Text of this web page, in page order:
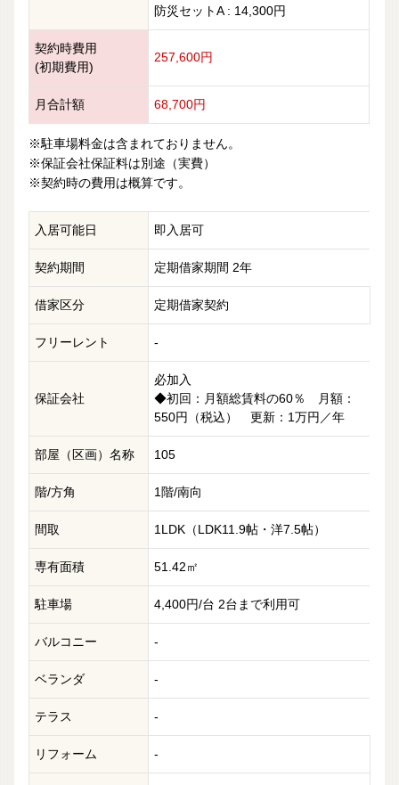
防災セットA : 14,300円
契約時費用
(初期費用)
257,600円
月合計額 68,700円
※駐車場料金は含まれておりません。
※保証会社保証料は別途（実費）
※契約時の費用は概算です。
入居可能日 即入居可
契約期間 定期借家期間 2年
借家区分 定期借家契約
フリーレント -
保証会社
必加入
◆初回：月額総賃料の60％ 月額：
550円（税込） 更新：1万円／年
部屋（区画）名称 105
階/方角 1階/南向
間取 1LDK（LDK11.9帖・洋7.5帖）
専有面積 51.42㎡
駐車場 4,400円/台 2台まで利用可
バルコニー -
ベランダ -
テラス -
リフォーム -